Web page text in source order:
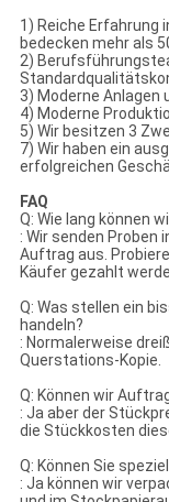
1) Reiche Erfahrung
bedecken mehr als
2)
3) Moderne
4) Moderne
5) Wir besitzen 3
7) Wir haben ein
erfolgreichen
FAQ
Q: Wie lang können
: Wir senden Proben
Auftrag aus.
Käufer gezahlt
Q: Was stellen ein
handeln?
: Normalerweise
Querstations-Kopie.
Q: Können wir
: Ja aber der
die Stückkosten
Q: Können Sie
: Ja können wir